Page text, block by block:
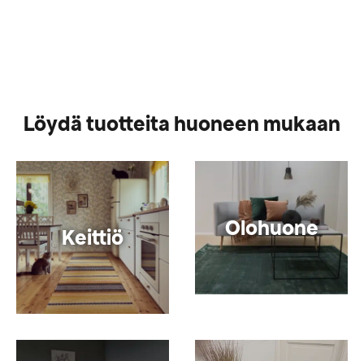
Löydä tuotteita huoneen mukaan
Keittiö Olohuone